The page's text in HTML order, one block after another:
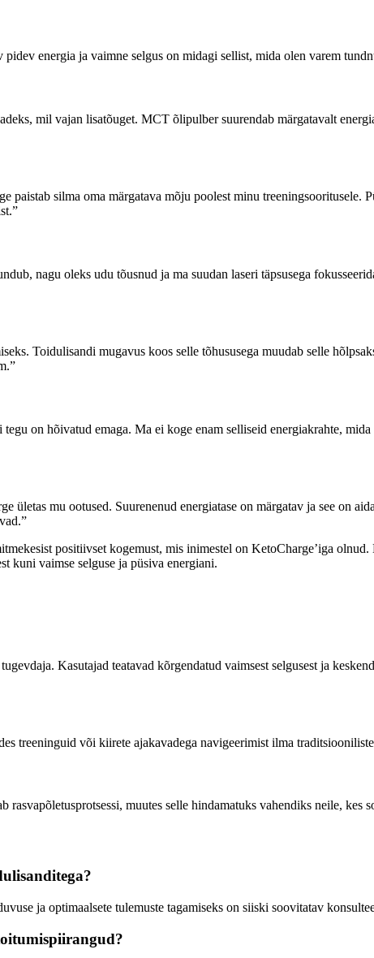
energia ja vaimne selgus on midagi sellist, mida olen varem
mil vajan lisatõuget. MCT õlipulber suurendab märgatavalt
silma oma märgatava mõju poolest minu treeningsooritusele.
nagu oleks udu tõusnud ja ma suudan laseri täpsusega
Toidulisandi mugavus koos selle tõhususega muudab selle
on hõivatud emaga. Ma ei koge enam selliseid energiakrahte,
ületas mu ootused. Suurenenud energiatase on märgatav ja see on
positiivset kogemust, mis inimestel on KetoCharge’iga
kuni vaimse selguse ja püsiva energiani.
Kasutajad teatavad kõrgendatud vaimsest selgusest ja
treeninguid või kiirete ajakavadega navigeerimist ilma
muutes selle hindamatuks vahendiks neile, kes
ja optimaalsete tulemuste tagamiseks on siiski soovitatav